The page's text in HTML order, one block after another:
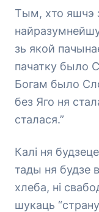
Тым, хто яшчэ
зь якой
пачатку было
Богам было
без Яго ня
сталася.”
Калі ня
тады ня будзе
хлеба, ні
шукаць